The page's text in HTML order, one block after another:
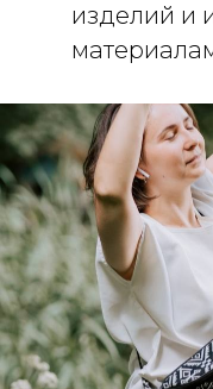
изделий и